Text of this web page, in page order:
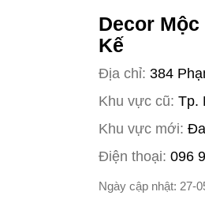
Decor Mộc
Kế
Địa chỉ: 384
Khu vực cũ: Tp.
Khu vực mới:
Điện thoại: 096
Ngày cập nhật: 27-